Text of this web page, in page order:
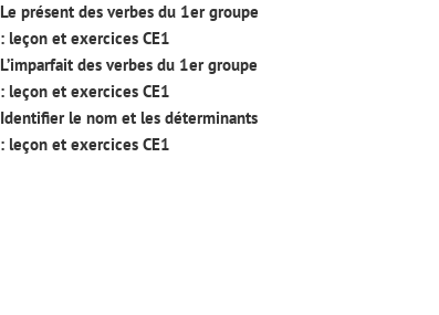
Le présent des verbes du 1er groupe
: leçon et exercices CE1
L’imparfait des verbes du 1er groupe
: leçon et exercices CE1
Identifier le nom et les déterminants
: leçon et exercices CE1